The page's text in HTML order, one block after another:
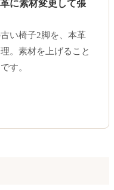
に素材変更して張
い椅子2脚を、本革
。素材を上げること
す。